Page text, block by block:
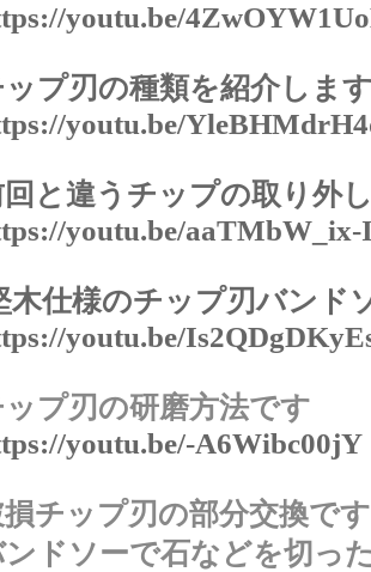
youtu.be/
ップ刃の種類を紹介しま
youtu.be/
と違うチップの取り外
youtu.be/aaTMbW_ix-
木仕様のチップ刃バンド
youtu.be/
ップ刃の研磨方法です
youtu.be/-A6Wibc00jY
チップ刃の部分交換です
ドソーで石などを切っ